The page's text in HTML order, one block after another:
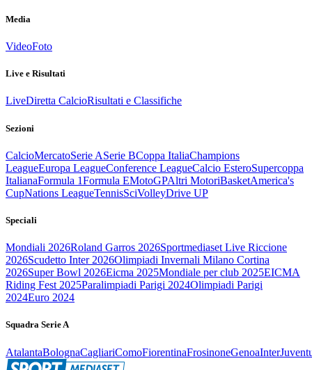
Media
VideoFoto
Live e Risultati
LiveDiretta CalcioRisultati e Classifiche
Sezioni
CalcioMercatoSerie ASerie BCoppa ItaliaChampions
LeagueEuropa LeagueConference LeagueCalcio EsteroSupercoppa
ItalianaFormula 1Formula EMotoGPAltri MotoriBasketAmerica's
CupNations LeagueTennisSciVolleyDrive UP
Speciali
Mondiali 2026Roland Garros 2026Sportmediaset Live Riccione
2026Scudetto Inter 2026Olimpiadi Invernali Milano Cortina
2026Super Bowl 2026Eicma 2025Mondiale per club 2025EICMA
Riding Fest 2025Paralimpiadi Parigi 2024Olimpiadi Parigi
2024Euro 2024
Squadra Serie A
AtalantaBolognaCagliariComoFiorentinaFrosinoneGenoaInter